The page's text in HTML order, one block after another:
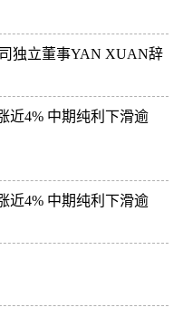
独立董事YAN XUAN辞
近4% 中期纯利下滑逾
近4% 中期纯利下滑逾